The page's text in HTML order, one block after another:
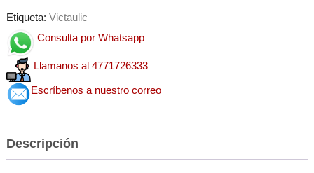
Etiqueta: Victaulic
Consulta por Whatsapp
Llamanos al 4771726333
Escríbenos a nuestro correo
Descripción